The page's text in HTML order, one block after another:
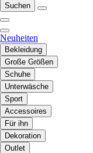
Suchen
Neuheiten
Bekleidung
Große Größen
Schuhe
Unterwäsche
Sport
Accessoires
Für ihn
Dekoration
Outlet